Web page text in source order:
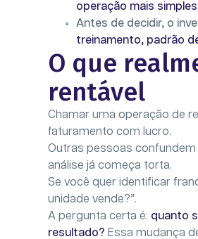
operação mais simples
Antes de decidir, o
treinamento, padrão
O que
rentável
Chamar uma operação de
faturamento com lucro.
Outras pessoas
análise já começa torta.
Se você quer identificar
unidade vende?”.
A pergunta certa é: quanto
resultado? Essa mudança